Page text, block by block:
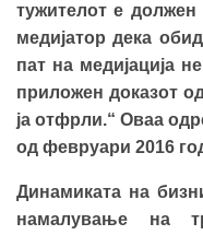
тужителот е
медијатор дека
пат на медијација
приложен доказот
ја отфрли.“ Оваа
од февруари 2016
Динамиката на
намалување на